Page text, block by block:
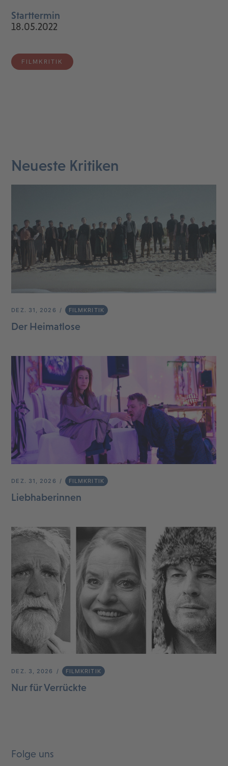
Starttermin
18.05.2022
FILMKRITIK
Neueste Kritiken
DEZ. 31, 2026 FILMKRITIK
Der Heimatlose
DEZ. 31, 2026 FILMKRITIK
Liebhaberinnen
DEZ. 3, 2026 FILMKRITIK
Nur für Verrückte
Folge uns